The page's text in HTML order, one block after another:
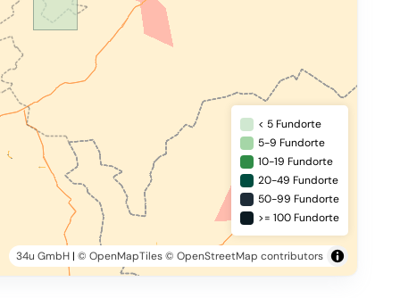
34u GmbH| © OpenMapTiles© OpenStreetMap contributors
< 5 Fundorte
5-9 Fundorte
10-19 Fundorte
20-49 Fundorte
50-99 Fundorte
>= 100 Fundorte